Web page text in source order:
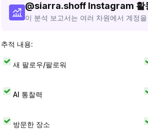
@siarra.shoff Instagram 활
이 분석 보고서는 여러 차원에서 계정
추적 내용:
새 팔로우/팔로워
AI 통찰력
방문한 장소